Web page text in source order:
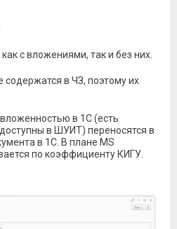
с вложениями, так и без них.
в ЧЗ, поэтому их
в 1С (есть
в ШУИТ) переносятся в
в 1С. В плане MS
по коэффициенту КИГУ.